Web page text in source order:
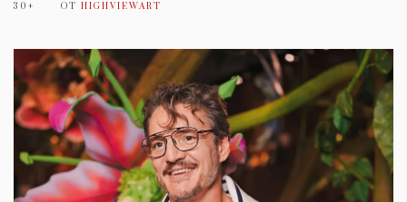
30+ ОТ HIGHVIEWART
Мода
Dialogue
Изкуство
Красота
Цветно
Гурме
Пътувай
Wellness
За нас
Реклама
Политика за
поверителност
ModerenDom